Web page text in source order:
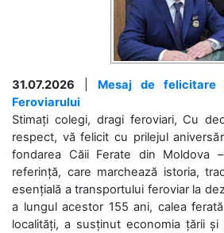
31.07.2026
Mesaj de
Feroviarului
Stimați colegi, dragi feroviari, Cu
respect, vă felicit cu prilejul
fondarea Căii Ferate din Moldova
referință, care marchează istoria,
esențială a transportului feroviar la
a lungul acestor 155 ani, calea
localități, a susținut economia țării